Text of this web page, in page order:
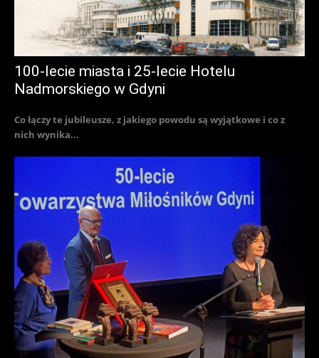
100-lecie miasta i 25-lecie Hotelu
Nadmorskiego w Gdyni
Co łączy te jubileusze, z jakiego powodu są wyjątkowe i co z
nich wynika...